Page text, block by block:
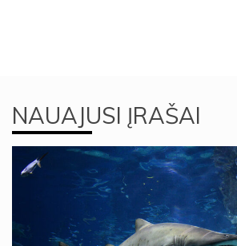
NAUAJUSI ĮRAŠAI